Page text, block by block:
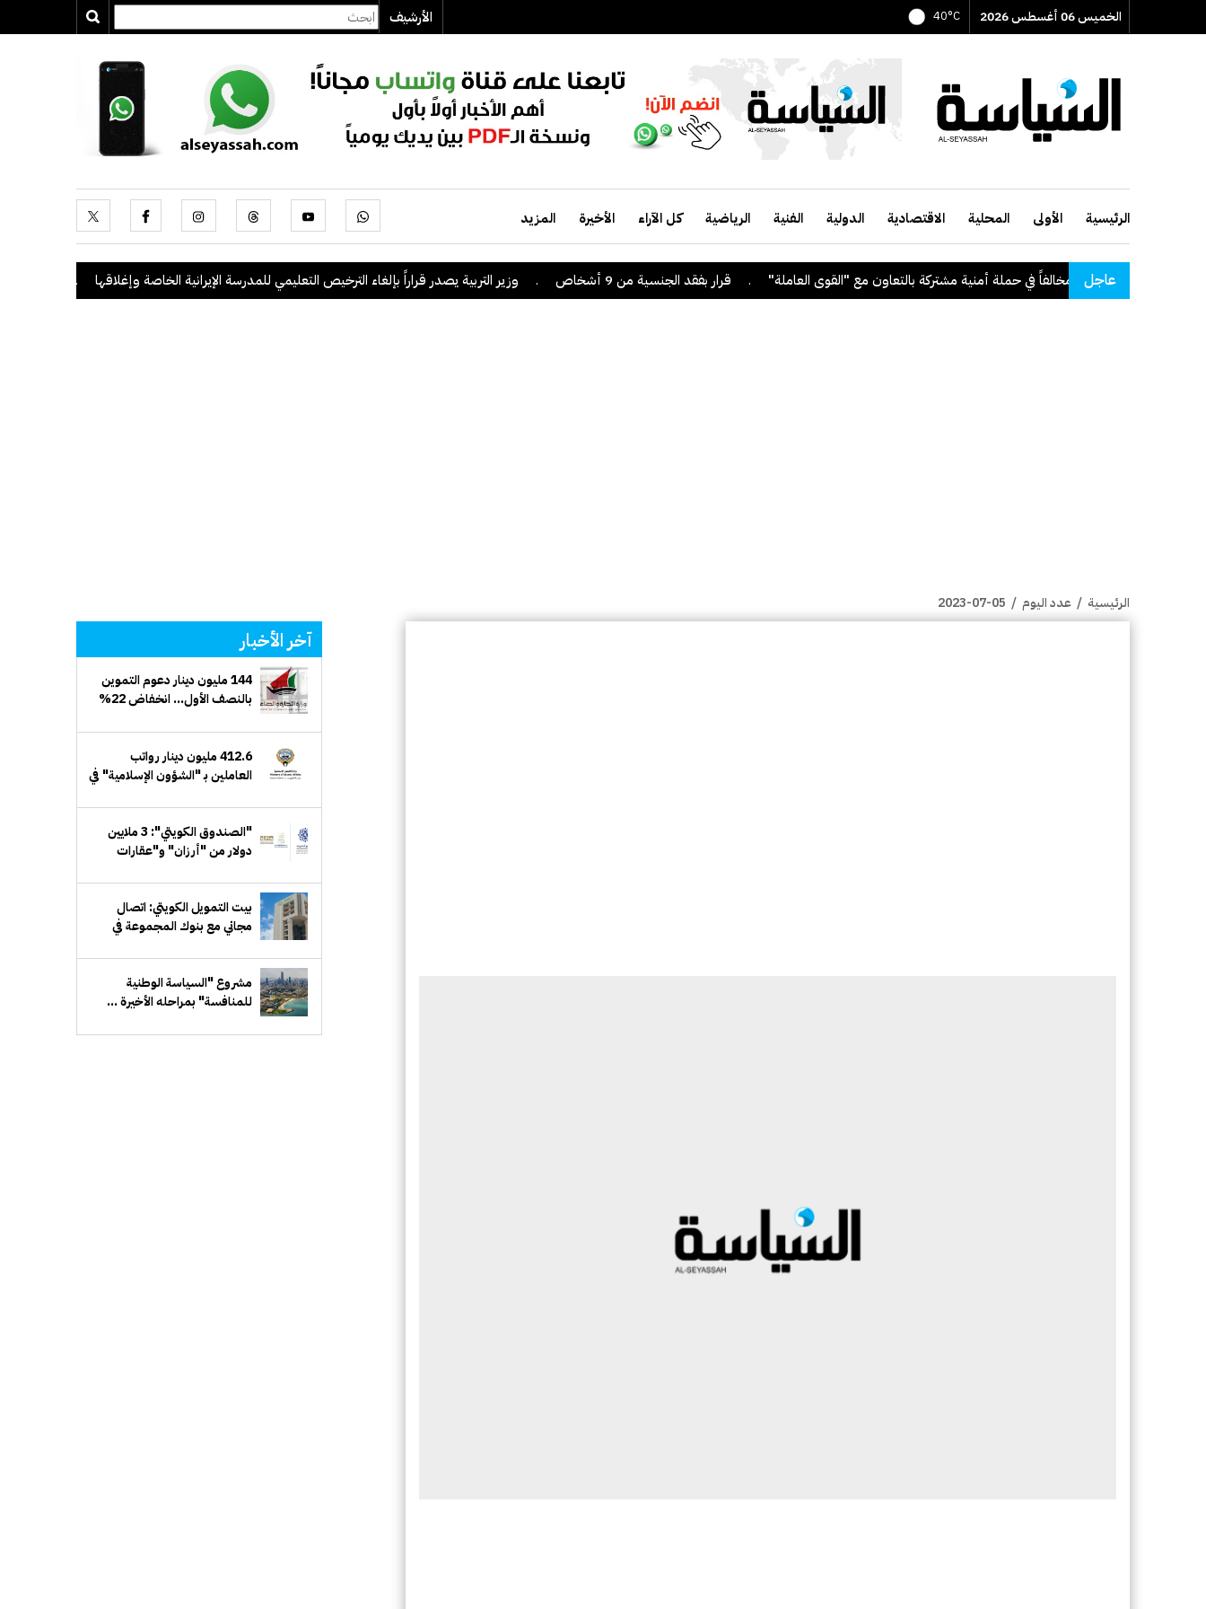
الخميس 06 أغسطس 2026 40°C الأرشيف
الرئيسية الأولى المحلية الاقتصادية الدولية الفنية الرياضية كل الآراء الأخيرة المزيد
عاجل . قرار بفقد الجنسية من 9 أشخاص . وزير التربية يصدر قراراً بإلغاء الترخيص التعليمي للمدرسة الإيرانية الخاصة وإغلاقها . "الداخلية": ضبط 56 مخالفاً في حملة أمنية مشتركة بالتعاون مع "القوى العاملة"
الرئيسية / عدد اليوم /
2023-07-05
آخر الأخبار
144 مليون دينار دعوم التموين
بالنصف الأول... انخفاض 22%
412.6 مليون دينار رواتب
العاملين بـ "الشؤون الإسلامية" في
"الصندوق الكويتي": 3 ملايين
دولار من "أرزان" و"عقارات
الطارئة"
بيت التمويل الكويتي: اتصال
مجاني مع بنوك المجموعة في
مشروع "السياسة الوطنية
للمنافسة" بمراحله الأخيرة ...